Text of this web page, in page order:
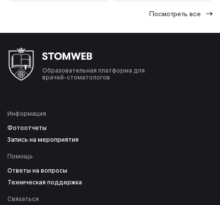
Посмотреть все
Образовательная платформа для
врачей-стоматологов
Информация
Фотоотчеты
Запись на мероприятия
Помощь
Ответы на вопросы
Техническая поддержка
Связаться